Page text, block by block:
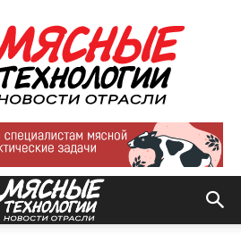
Мясные
технологии
|
Новости
отрасли